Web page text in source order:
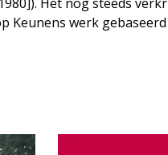
Het nog steeds
Keunens werk